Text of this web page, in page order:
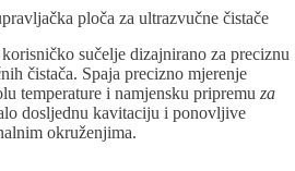
ploča za ultrazvučne čistače
sučelje dizajnirano za preciznu
čistača. Spaja precizno mjerenje
temperature i namjensku pripremu za
dosljednu kavitaciju i ponovljive
okruženjima.